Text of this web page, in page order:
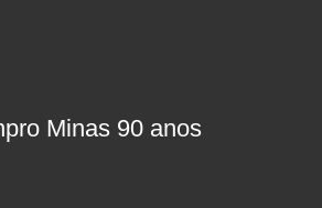
Minas 90 anos